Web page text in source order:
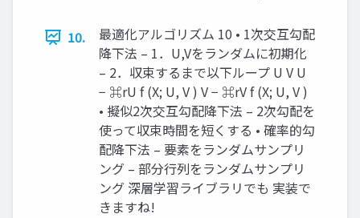
10.
最適化アルゴリズム 10 • 1次交互勾配
降下法 – 1．U,Vをランダムに初期化
– 2．収束するまで以下ループ U V U
− ⌘rU f (X; U, V ) V − ⌘rV f (X; U, V )
• 擬似2次交互勾配降下法 – 2次勾配を
使って収束時間を短くする • 確率的勾
配降下法 – 要素をランダムサンプリ
ング – 部分行列をランダムサンプリ
ング 深層学習ライブラリでも 実装で
きますね!